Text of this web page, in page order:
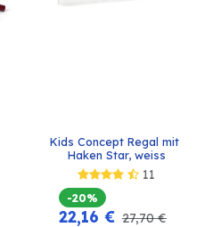
Kids Concept Regal mit
Haken Star, weiss
11
-20%
22,16 € 27,70€